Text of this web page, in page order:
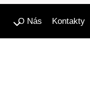
O Nás Kontakty